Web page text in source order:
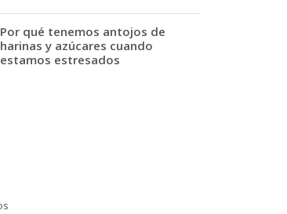
Por qué tenemos antojos de
harinas y azúcares cuando
estamos estresados